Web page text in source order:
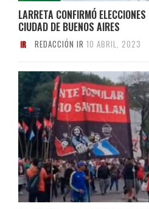
LARRETA CONFIRMÓ
CIUDAD DE BUENOS AIRES
REDACCIÓN IR 10 ABRIL, 2023